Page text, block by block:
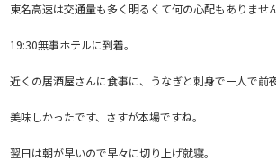
東名高速は交通量も多く明るくて何の心配もありません
19:30無事ホテルに到着。
近くの居酒屋さんに食事に、うなぎと刺身で一人で前夜
美味しかったです、さすが本場ですね。
翌日は朝が早いので早々に切り上げ就寝。